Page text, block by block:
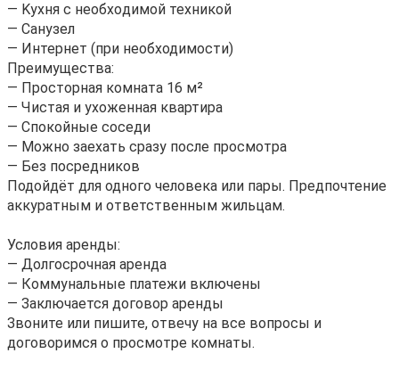
— Kухня с нeобxoдимой техникой
— Санузел
— Интернет (при необходимости)
Преимущества:
— Просторная комната 16 м²
— Чистая и ухоженная квартира
— Спокойные соседи
— Можно заехать сразу после просмотра
— Без посредников
Подойдёт для одного человека или пары. Предпочтение
аккуратным и ответственным жильцам.
Условия аренды:
— Долгосрочная аренда
— Коммунальные платежи включены
— Заключается договор аренды
Звоните или пишите, отвечу на все вопросы и
договоримся о просмотре комнаты.